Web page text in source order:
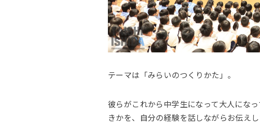
テーマは「みらいのつくりかた」。
彼らがこれから中学生になって大人にな
きかを、自分の経験を話しながらお伝えし